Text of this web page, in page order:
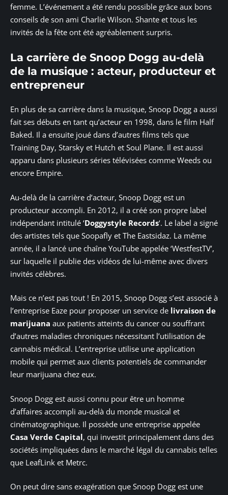
femme. L’événement a été rendu possible grâce aux bons
conseils de son ami Charlie Wilson. Shante et tous les
invités de la fête ont été agréablement surpris.
La carrière de Snoop Dogg au-delà
de la musique : acteur, producteur et
entrepreneur
En plus de sa carrière dans la musique, Snoop Dogg a aussi
fait ses débuts en tant qu’acteur en 1998, dans le film Half
Baked. Il a ensuite joué dans d’autres films tels que
Training Day, Starsky et Hutch et Soul Plane. Il est aussi
apparu dans plusieurs séries télévisées comme Weeds ou
encore Empire.
Au-delà de la carrière d’acteur, Snoop Dogg est un
producteur accompli. En 2012, il a créé son propre label
indépendant intitulé ‘Doggystyle Records‘. Le label a signé
des artistes tels que Soopafly et The Eastsidaz. La même
année, il a lancé une chaîne YouTube appelée ‘WestfestTV’,
sur laquelle il publie des vidéos de lui-même avec divers
invités célèbres.
Mais ce n’est pas tout ! En 2015, Snoop Dogg s’est associé à
l’entreprise Eaze pour proposer un service de livraison de
marijuana aux patients atteints du cancer ou souffrant
d’autres maladies chroniques nécessitant l’utilisation de
cannabis médical. L’entreprise utilise une application
mobile qui permet aux clients potentiels de commander
leur marijuana chez eux.
Snoop Dogg est aussi connu pour être un homme
d’affaires accompli au-delà du monde musical et
cinématographique. Il possède une entreprise appelée
Casa Verde Capital, qui investit principalement dans des
sociétés impliquées dans le marché légal du cannabis telles
que LeafLink et Metrc.
On peut dire sans exagération que Snoop Dogg est une